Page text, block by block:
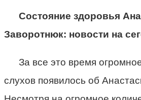
Состояние здоровья
Заворотнюк: новости на
За все это время
слухов появилось об